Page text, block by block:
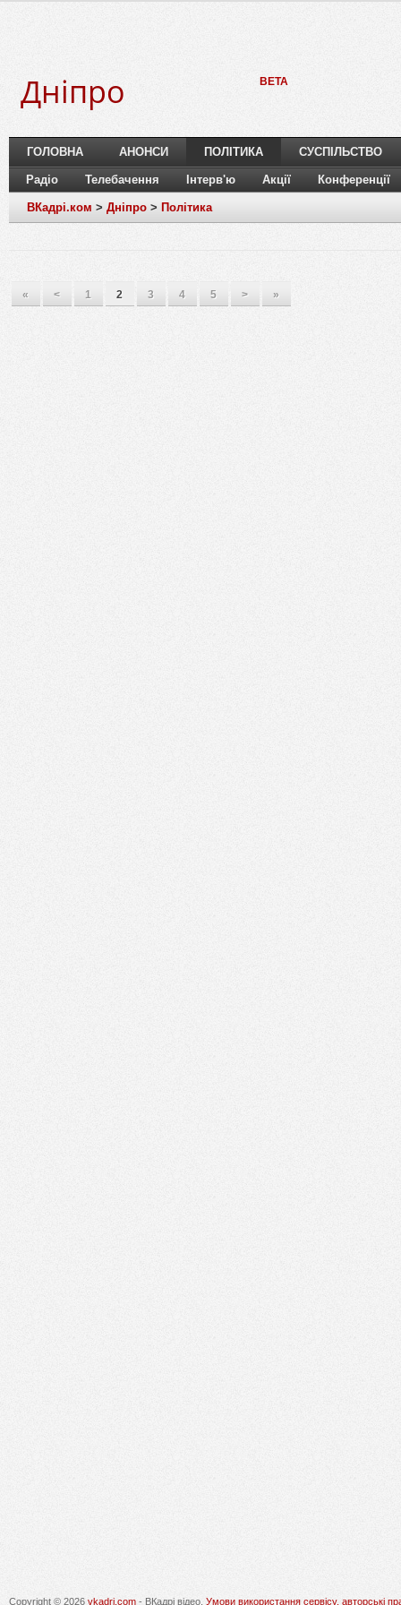
Дніпро BETA
ГОЛОВНА АНОНСИ ПОЛІТИКА СУСПІЛЬСТВО
Радіо Телебачення Інтерв'ю Акції Конференції
ВКадрі.ком > Дніпро > Політика
« < 1 2 3 4 5 > »
Copyright © 2026 vkadri.com - ВКадрі відео. Умови використання сервісу, авторські